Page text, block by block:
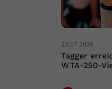
23.07.2026
Tagger
WTA-250-